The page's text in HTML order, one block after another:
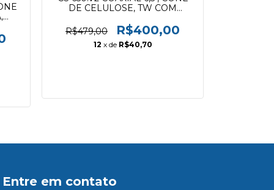
DE CELULOSE, TW COM
R$479,00
R$400,00
12 x de R$40,70
Entre em contato